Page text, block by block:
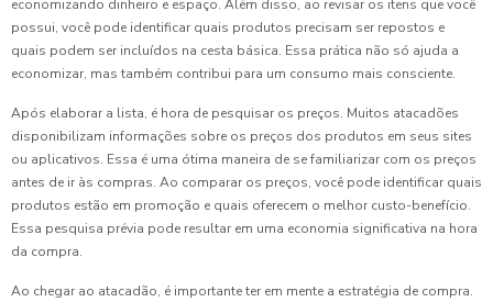
economizando dinheiro e espaço. Além disso, ao revisar os itens que você
possui, você pode identificar quais produtos precisam ser repostos e
quais podem ser incluídos na cesta básica. Essa prática não só ajuda a
economizar, mas também contribui para um consumo mais consciente.
Após elaborar a lista, é hora de pesquisar os preços. Muitos atacadões
disponibilizam informações sobre os preços dos produtos em seus sites
ou aplicativos. Essa é uma ótima maneira de se familiarizar com os preços
antes de ir às compras. Ao comparar os preços, você pode identificar quais
produtos estão em promoção e quais oferecem o melhor custo-benefício.
Essa pesquisa prévia pode resultar em uma economia significativa na hora
da compra.
Ao chegar ao atacadão, é importante ter em mente a estratégia de compra.